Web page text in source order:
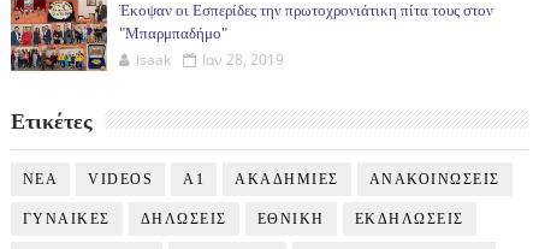
Έκοψαν οι Εσπερίδες την πρωτοχρονιάτικη πίτα τους στον
"Μπαρμπαδήμο"
isaak Ιαν 28, 2019
Ετικέτες
NEA VIDEOS Α1 ΑΚΑΔΗΜΙΕΣ ΑΝΑΚΟΙΝΩΣΕΙΣ
ΓΥΝΑΙΚΕΣ ΔΗΛΩΣΕΙΣ ΕΘΝΙΚΗ ΕΚΔΗΛΩΣΕΙΣ